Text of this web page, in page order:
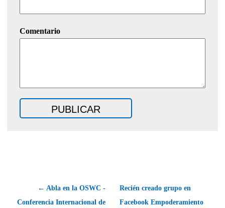
Comentario
← Abla en la OSWC -
Conferencia Internacional de
Recién creado grupo en
Facebook Empoderamiento